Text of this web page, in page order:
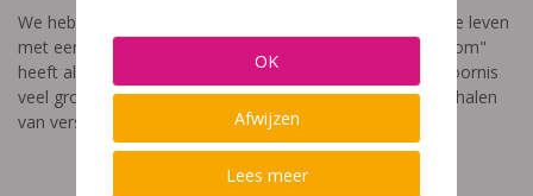
We hebben een video gemaakt die toont hoe het is om te leven
met een leerstoornis. De film met als titel: "Ik heet niet dom"
heeft als doel aan te tonen dat de impact van een leerstoornis
veel groter is dan enkel wat je ziet in de klas. Je hoort verhalen
van verschillende leerlingen en ouders.
OK
Afwijzen
Lees meer